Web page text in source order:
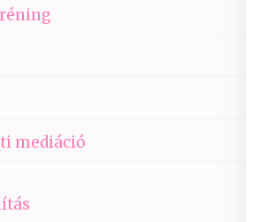
mediáció